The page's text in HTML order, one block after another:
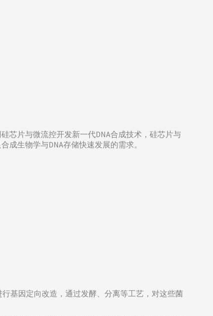
芯片与微流控开发新一代DNA合成技术，硅芯片与
成生物学与DNA存储快速发展的需求。
基因定向改造，通过发酵、分离等工艺，对这些菌